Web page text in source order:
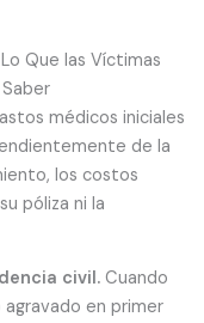
Que las Víctimas
médicos iniciales
de la
los costos
póliza ni la
civil. Cuando
en primer